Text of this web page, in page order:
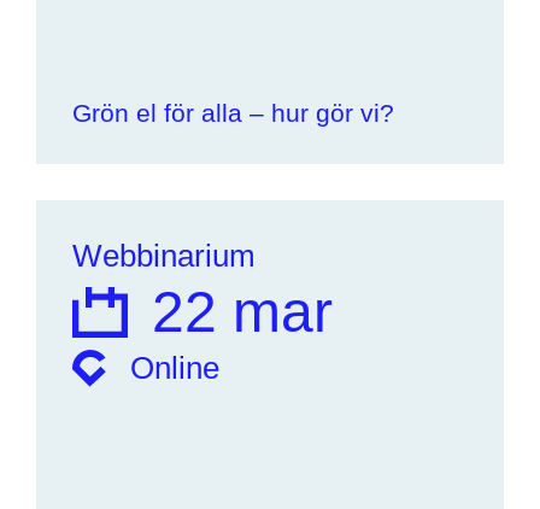
Grön el för alla – hur gör vi?
Webbinarium
22 mar
Online